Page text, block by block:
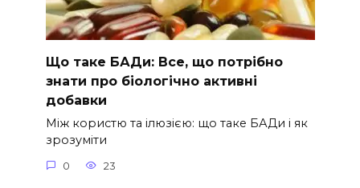
Що таке БАДи: Все, що потрібно
знати про біологічно активні
добавки
Між користю та ілюзією: що таке БАДи і як
зрозуміти
0 23